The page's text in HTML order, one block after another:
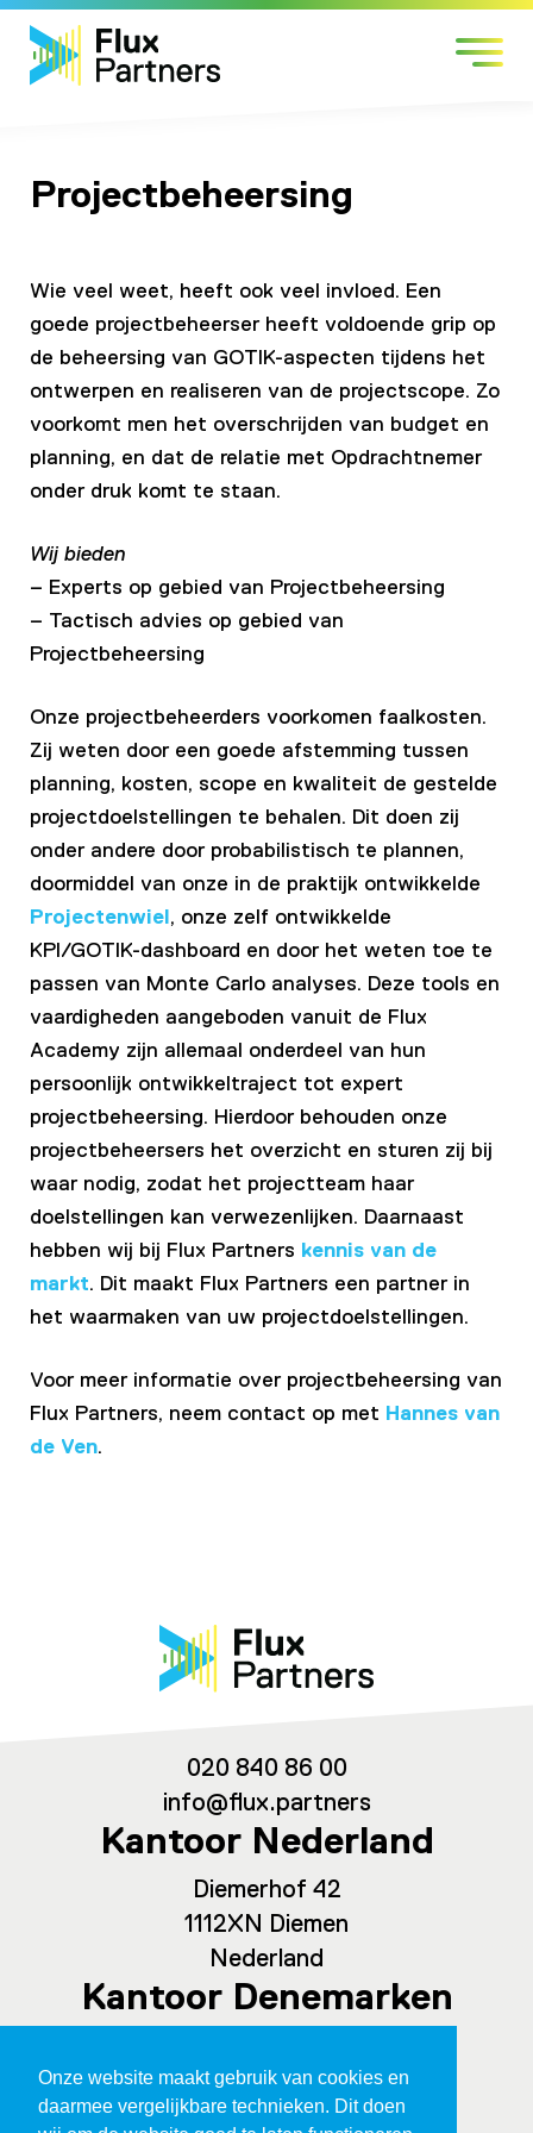
Onze website maakt gebruik van cookies en
daarmee vergelijkbare technieken. Dit doen
Skip
to
content
Markten
Expertises
Contact
Projectbeheersing
Wie veel weet, heeft ook veel invloed. Een
goede projectbeheerser heeft voldoende grip op
de beheersing van GOTIK-aspecten tijdens het
ontwerpen en realiseren van de projectscope. Zo
voorkomt men het overschrijden van budget en
planning, en dat de relatie met Opdrachtnemer
onder druk komt te staan.
Wij bieden
– Experts op gebied van Projectbeheersing
– Tactisch advies op gebied van
Projectbeheersing
Onze projectbeheerders voorkomen faalkosten.
Zij weten door een goede afstemming tussen
planning, kosten, scope en kwaliteit de gestelde
projectdoelstellingen te behalen. Dit doen zij
onder andere door probabilistisch te plannen,
doormiddel van onze in de praktijk ontwikkelde
Projectenwiel , onze zelf ontwikkelde
KPI/GOTIK-dashboard en door het weten toe te
passen van Monte Carlo analyses. Deze tools en
vaardigheden aangeboden vanuit de Flux
Academy zijn allemaal onderdeel van hun
persoonlijk ontwikkeltraject tot expert
projectbeheersing. Hierdoor behouden onze
projectbeheersers het overzicht en sturen zij bij
waar nodig, zodat het projectteam haar
doelstellingen kan verwezenlijken. Daarnaast
hebben wij bij Flux Partners kennis van de
markt. Dit maakt Flux Partners een partner in
het waarmaken van uw projectdoelstellingen.
Voor meer informatie over projectbeheersing van
Flux Partners, neem contact op met Hannes van
de Ven.
020 840 86 00
info@flux.partners
Kantoor Nederland
Diemerhof 42
1112XN Diemen
Nederland
Kantoor Denemarken
209
1760 Kopenhagen